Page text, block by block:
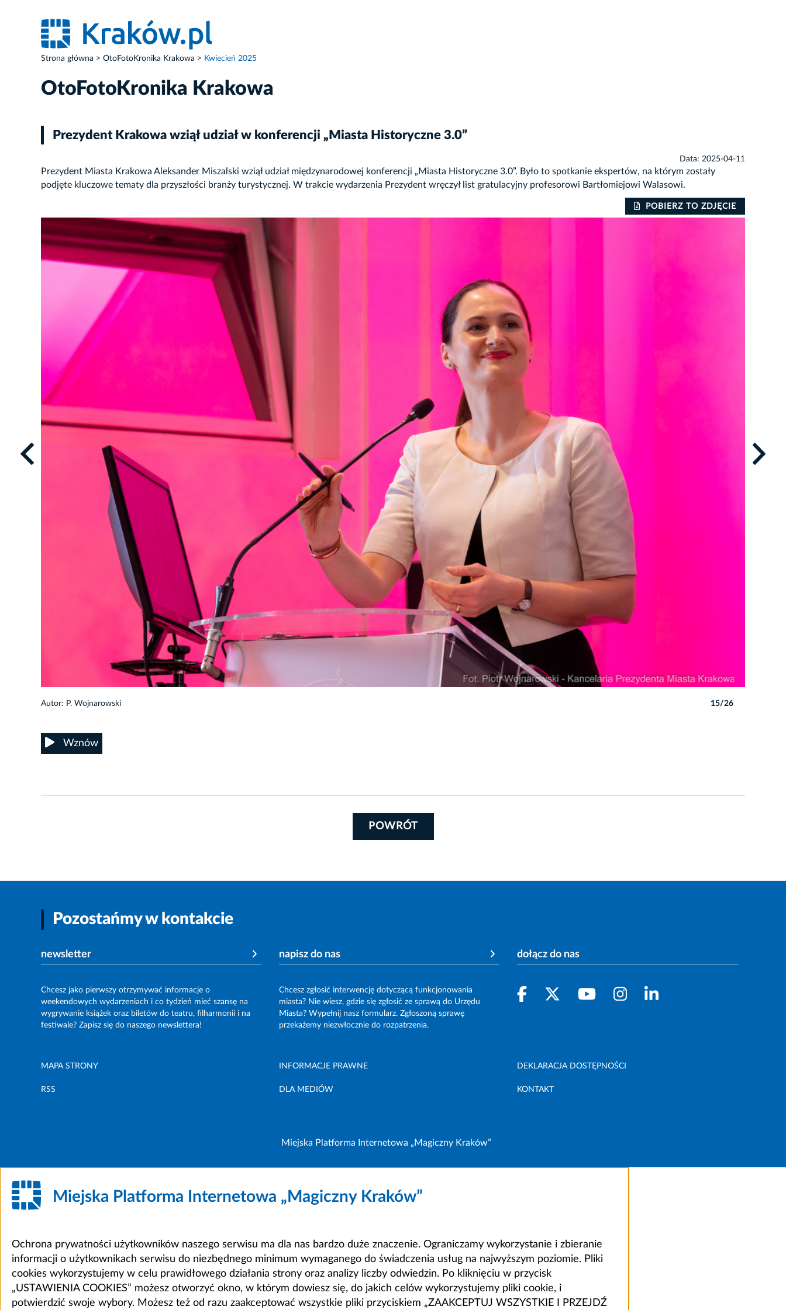
Strona główna OtoFotoKronika Krakowa Kwiecień 2025
OtoFotoKronika Krakowa
Prezydent Krakowa wziął udział w konferencji „Miasta Historyczne 3.0”
Data: 2025-04-11
Prezydent Miasta Krakowa Aleksander Miszalski wziął udział międzynarodowej konferencji „Miasta Historyczne 3.0”. Było to spotkanie ekspertów, na którym zostały
podjęte kluczowe tematy dla przyszłości branży turystycznej. W trakcie wydarzenia Prezydent wręczył list gratulacyjny profesorowi Bartłomiejowi Walasowi.
POBIERZ TO ZDJĘCIE
Autor: P. Wojnarowski 15/26
Wznów
POWRÓT
Pozostańmy w kontakcie
newsletter
Chcesz jako pierwszy otrzymywać informacje o
weekendowych wydarzeniach i co tydzień mieć szansę na
wygrywanie książek oraz biletów do teatru, filharmonii i na
festiwale? Zapisz się do naszego newslettera!
napisz do nas
Chcesz zgłosić interwencję dotyczącą funkcjonowania
miasta? Nie wiesz, gdzie się zgłosić ze sprawą do Urzędu
Miasta? Wypełnij nasz formularz. Zgłoszoną sprawę
przekażemy niezwłocznie do rozpatrzenia.
dołącz do nas
MAPA STRONY INFORMACJE PRAWNE DEKLARACJA DOSTĘPNOŚCI
RSS DLA MEDIÓW KONTAKT
Miejska Platforma Internetowa „Magiczny Kraków”
Miejska Platforma Internetowa „Magiczny Kraków”
Ochrona prywatności użytkowników naszego serwisu ma dla nas bardzo duże znaczenie. Ograniczamy wykorzystanie i zbieranie
informacji o użytkownikach serwisu do niezbędnego minimum wymaganego do świadczenia usług na najwyższym poziomie. Pliki
cookies wykorzystujemy w celu prawidłowego działania strony oraz analizy liczby odwiedzin. Po kliknięciu w przycisk
„USTAWIENIA COOKIES” możesz otworzyć okno, w którym dowiesz się, do jakich celów wykorzystujemy pliki cookie, i
potwierdzić swoje wybory. Możesz też od razu zaakceptować wszystkie pliki przyciskiem „ZAAKCEPTUJ WSZYSTKIE I PRZEJDŹ